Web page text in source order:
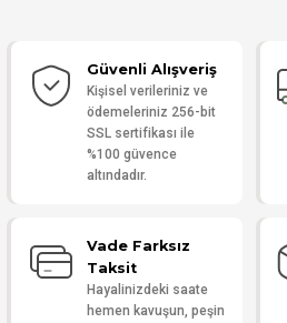
Yorum Yaz
Güvenli Alışveriş
Kişisel verileriniz ve
ödemeleriniz 256-bit
SSL sertifikası ile
%100 güvence
altındadır.
Vade Farksız
Taksit
Hayalinizdeki saate
hemen kavuşun, peşin